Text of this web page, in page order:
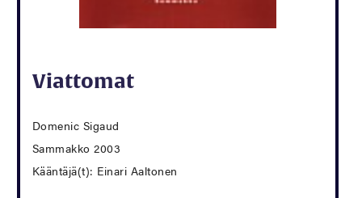
Viattomat
Domenic Sigaud
Sammakko 2003
Kääntäjä(t): Einari Aaltonen